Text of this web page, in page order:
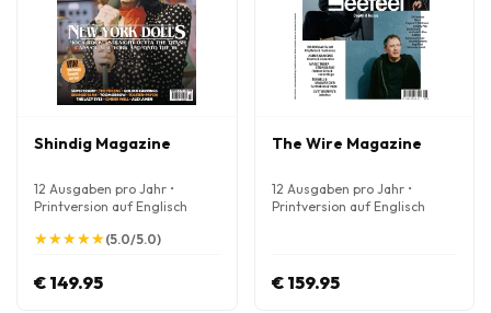
Shindig Magazine
12 Ausgaben pro Jahr •
Printversion auf Englisch
★
★★
★★
★★
★★
★(5.0/5.0)
€ 149.95
The Wire Magazine
12 Ausgaben pro Jahr •
Printversion auf Englisch
€ 159.95